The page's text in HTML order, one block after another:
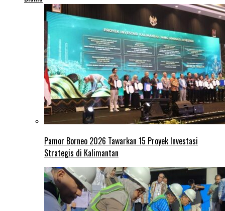
Pamor Borneo 2026 Tawarkan 15 Proyek Investasi
Strategis di Kalimantan